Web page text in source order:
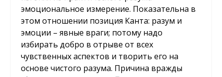
эмоциональное измерение. Показательна в
этом отношении позиция Канта: разум и
эмоции – явные враги; потому надо
избирать добро в отрыве от всех
чувственных аспектов и творить его на
основе чистого разума. Причина вражды